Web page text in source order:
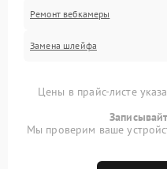
Ремонт вебкамеры
Замена шлейфа
Цены в прайс-листе
Мы проверим ваше